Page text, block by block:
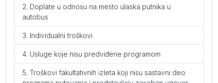
Doplate u odnosu na mesto ulaska putnika u
autobus
Individualni troškovi
Usluge koje nisu predviđene programom
Troškovi fakultativnih izleta koji nisu sastavni deo